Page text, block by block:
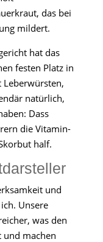
das bei
mildert.
hat das
festen Platz in
Leberwürsten,
natürlich,
Dass
die Vitamin-
half.
und
Unsere
was den
und machen